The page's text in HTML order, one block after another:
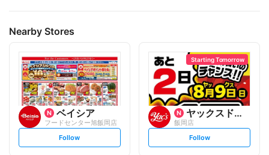
Nearby Stores
ベイシア
フードセンター旭飯岡店
s
t
Follow
Starting Tomorrow
ヤックスドラッグ
飯岡店
s
t
Follow